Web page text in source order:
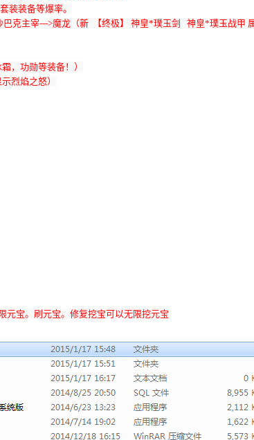
装装备等爆率。
巴克主宰--->魔龙（新 【终极】 神皇*璞玉剑 神皇*璞玉战甲
，功勋等装备！）
烈焰之怒）
元宝。刷元宝。修复挖宝可以无限挖元宝